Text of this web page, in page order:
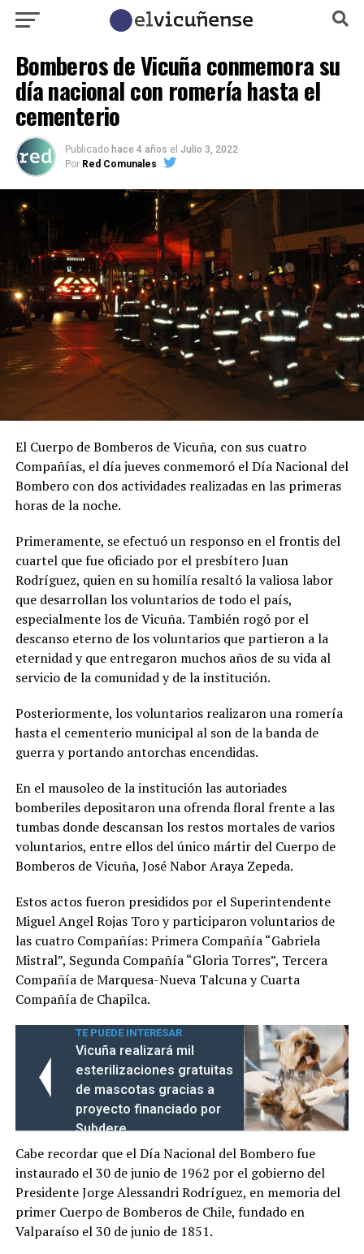
Bomberos de Vicuña conmemora su
día nacional con romería hasta el
cementerio
Publicado hace 4 años el Julio 3, 2022
Por Red Comunales
El Cuerpo de Bomberos de Vicuña, con sus cuatro
Compañías, el día jueves conmemoró el Día Nacional del
Bombero con dos actividades realizadas en las primeras
horas de la noche.
Primeramente, se efectuó un responso en el frontis del
cuartel que fue oficiado por el presbítero Juan
Rodríguez, quien en su homilía resaltó la valiosa labor
que desarrollan los voluntarios de todo el país,
especialmente los de Vicuña. También rogó por el
descanso eterno de los voluntarios que partieron a la
eternidad y que entregaron muchos años de su vida al
servicio de la comunidad y de la institución.
Posteriormente, los voluntarios realizaron una romería
hasta el cementerio municipal al son de la banda de
guerra y portando antorchas encendidas.
En el mausoleo de la institución las autoriades
bomberiles depositaron una ofrenda floral frente a las
tumbas donde descansan los restos mortales de varios
voluntarios, entre ellos del único mártir del Cuerpo de
Bomberos de Vicuña, José Nabor Araya Zepeda.
Estos actos fueron presididos por el Superintendente
Miguel Angel Rojas Toro y participaron voluntarios de
las cuatro Compañías: Primera Compañía “Gabriela
Mistral”, Segunda Compañía “Gloria Torres”, Tercera
Compañía de Marquesa-Nueva Talcuna y Cuarta
Compañía de Chapilca.
TE PUEDE INTERESAR
Vicuña realizará mil
esterilizaciones gratuitas
de mascotas gracias a
proyecto financiado por
Subdere
Cabe recordar que el Día Nacional del Bombero fue
instaurado el 30 de junio de 1962 por el gobierno del
Presidente Jorge Alessandri Rodríguez, en memoria del
primer Cuerpo de Bomberos de Chile, fundado en
Valparaíso el 30 de junio de 1851.